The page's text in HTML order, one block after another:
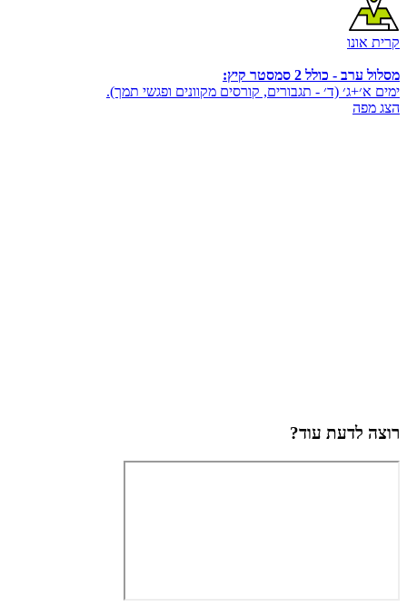
קרית אונו
מסלול ערב - כולל 2 סמסטר קיץ:
ימים א׳+ג׳ (ד׳ - תגבורים, קורסים מקוונים ופגשי תמך).
הצג מפה
רוצה לדעת עוד?